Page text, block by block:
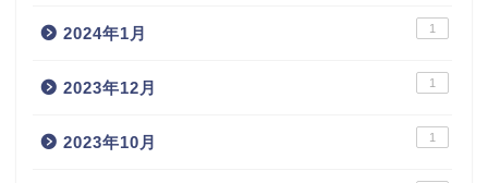
2024年1月 1
2023年12月 1
2023年10月 1